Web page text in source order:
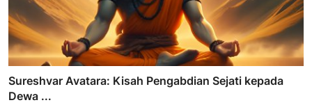
Sureshvar Avatara: Kisah Pengabdian Sejati kepada
Dewa ...